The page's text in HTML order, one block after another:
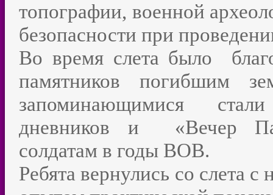
топографии, военной
безопасности при
Во время слета было
памятников погибшим
запоминающимися стали
дневников и «Вечер
солдатам в годы ВОВ.
Ребята вернулись со слета